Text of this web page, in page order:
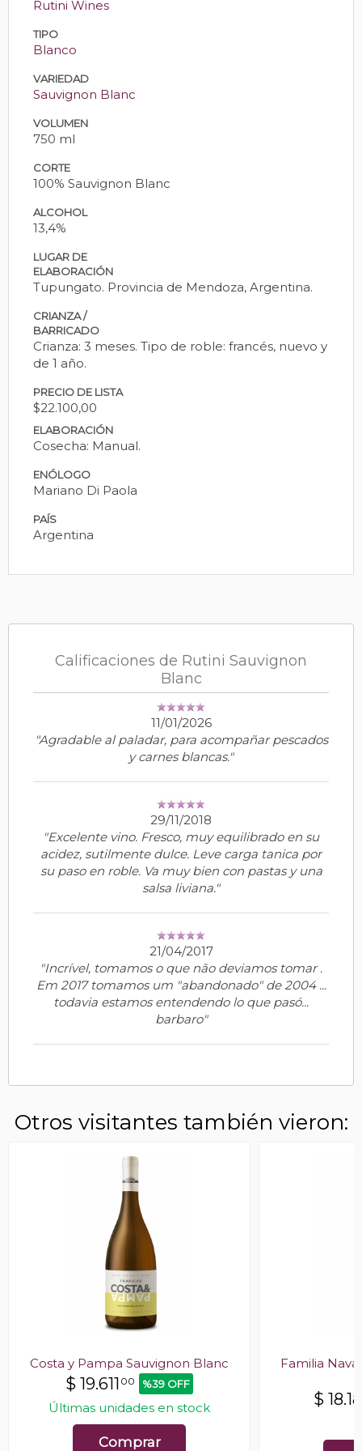
Rutini Wines
TIPO
Blanco
VARIEDAD
Sauvignon Blanc
VOLUMEN
750 ml
CORTE
100% Sauvignon Blanc
ALCOHOL
13,4%
LUGAR DE
ELABORACIÓN
Tupungato. Provincia de Mendoza, Argentina.
CRIANZA /
BARRICADO
Crianza: 3 meses. Tipo de roble: francés, nuevo y
de 1 año.
PRECIO DE LISTA
$22.100,00
ELABORACIÓN
Cosecha: Manual.
ENÓLOGO
Mariano Di Paola
PAÍS
Argentina
Calificaciones de Rutini Sauvignon
Blanc
11/01/2026
"Agradable al paladar, para acompañar pescados
y carnes blancas."
29/11/2018
"Excelente vino. Fresco, muy equilibrado en su
acidez, sutilmente dulce. Leve carga tanica por
su paso en roble. Va muy bien con pastas y una
salsa liviana."
21/04/2017
"Incrível, tomamos o que não deviamos tomar .
Em 2017 tomamos um "abandonado" de 2004 ...
todavia estamos entendendo lo que pasó...
barbaro"
Otros visitantes también vieron:
Costa y Pampa Sauvignon Blanc
$ 19.611 00 %39 OFF
Últimas unidades en stock
Comprar
Familia
$